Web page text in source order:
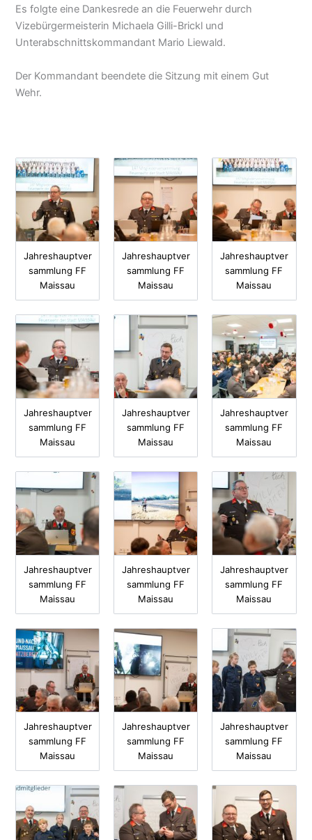
Es folgte eine Dankesrede an die Feuerwehr durch
Vizebürgermeisterin Michaela Gilli-Brickl und
Unterabschnittskommandant Mario Liewald.
Der Kommandant beendete die Sitzung mit einem Gut
Wehr.
Jahreshauptver
sammlung FF
Maissau
Jahreshauptver
sammlung FF
Maissau
Jahreshauptver
sammlung FF
Maissau
Jahreshauptver
sammlung FF
Maissau
Jahreshauptver
sammlung FF
Maissau
Jahreshauptver
sammlung FF
Maissau
Jahreshauptver
sammlung FF
Maissau
Jahreshauptver
sammlung FF
Maissau
Jahreshauptver
sammlung FF
Maissau
Jahreshauptver
sammlung FF
Maissau
Jahreshauptver
sammlung FF
Maissau
Jahreshauptver
sammlung FF
Maissau